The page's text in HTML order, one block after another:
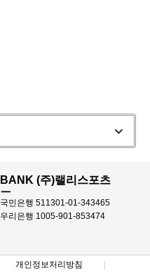
BANK (주)랠리스포츠
ㅡ
국민은행 511301-01-343465
우리은행 1005-901-853474
개인정보처리방침